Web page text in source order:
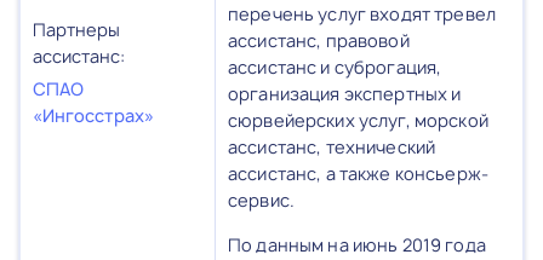
Партнеры
ассистанс:
СПАО
«Ингосстрах»
перечень услуг входят тревел
ассистанс, правовой
ассистанс и суброгация,
организация экспертных и
сюрвейерских услуг, морской
ассистанс, технический
ассистанс, а также консьерж-
сервис.
По данным на июнь 2019 года